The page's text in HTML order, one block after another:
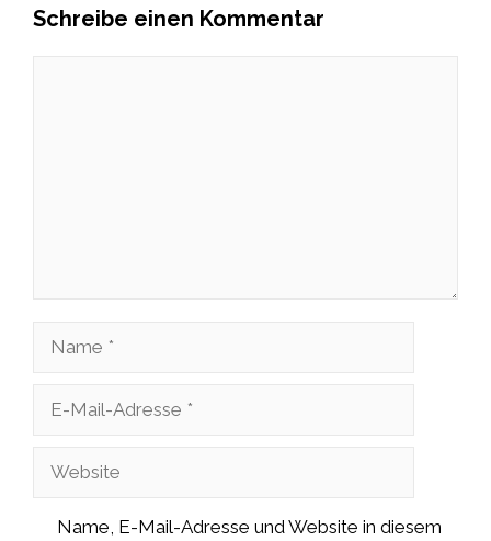
Schreibe einen Kommentar
Name
Adresse
Website
Name, E-Mail-Adresse und Website in diesem